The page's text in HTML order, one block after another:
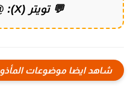
💬 تويتر (X):
شاهد ايضا موضوعات